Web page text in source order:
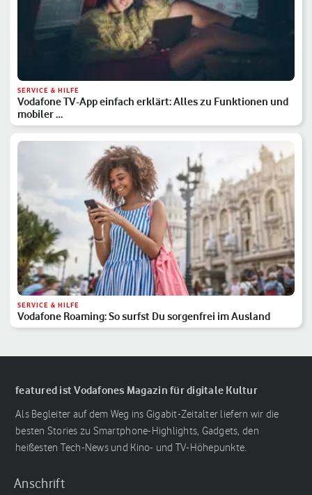
SERVICE & HILFE
Vodafone TV-App einfach erklärt: Alles zu Funktionen und
mobiler …
SERVICE & HILFE
Vodafone Roaming: So surfst Du sorgenfrei im Ausland
featured ist Vodafones Magazin für digitale Kultur
Als Begleiter auf dem Weg ins Gigabit-Zeitalter liefern wir die
besten Stories zu Smartphone-Highlights, Gadgets, den
heißesten Tech-News und Kino- und TV-Höhepunkte.
Anschrift